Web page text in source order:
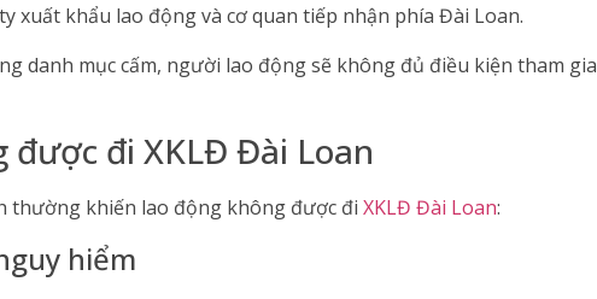
xuất khẩu lao động và cơ quan tiếp nhận phía Đài Loan.
danh mục cấm, người lao động sẽ không đủ điều kiện tham gia
đi XKLĐ Đài Loan
thường khiến lao động không được đi XKLĐ Đài Loan:
hiểm